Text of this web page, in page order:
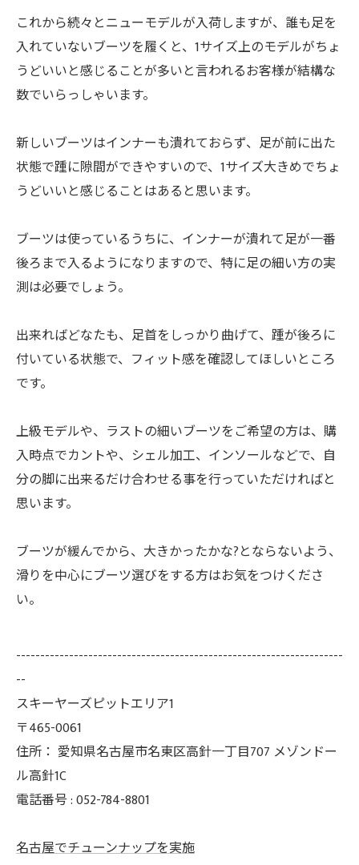
これから続々とニューモデルが入荷しますが、誰も足を
入れていないブーツを履くと、1サイズ上のモデルがちょ
うどいいと感じることが多いと言われるお客様が結構な
数でいらっしゃいます。
新しいブーツはインナーも潰れておらず、足が前に出た
状態で踵に隙間ができやすいので、1サイズ大きめでちょ
うどいいと感じることはあると思います。
ブーツは使っているうちに、インナーが潰れて足が一番
後ろまで入るようになりますので、特に足の細い方の実
測は必要でしょう。
出来ればどなたも、足首をしっかり曲げて、踵が後ろに
付いている状態で、フィット感を確認してほしいところ
です。
上級モデルや、ラストの細いブーツをご希望の方は、購
入時点でカントや、シェル加工、インソールなどで、自
分の脚に出来るだけ合わせる事を行っていただければと
思います。
ブーツが緩んでから、大きかったかな?とならないよう、
滑りを中心にブーツ選びをする方はお気をつけくださ
い。
--------------------------------------------------------------------
--
スキーヤーズピットエリア1
〒465-0061
住所： 愛知県名古屋市名東区高針一丁目707 メゾンドー
ル高針1C
電話番号 :052-784-8801
名古屋でチューンナップを実施